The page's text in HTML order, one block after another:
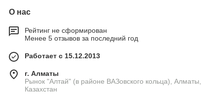
О нас
Рейтинг не сформирован
Менее 5 отзывов за последний год
Работает с 15.12.2013
г. Алматы
Рынок "Алтай" (в районе ВАЗовского кольца), Алматы,
Казахстан